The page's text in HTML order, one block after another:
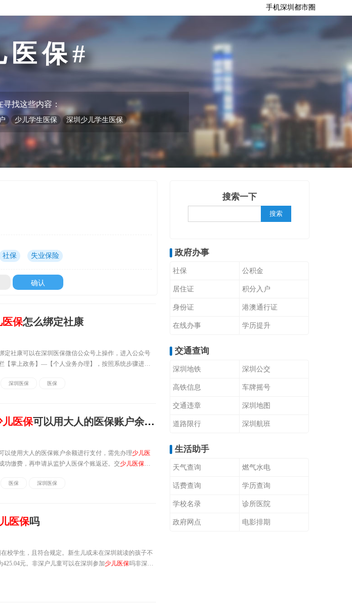
手机深圳都市圈
医保
寻找这些内容：
少儿学生医保 深圳少儿学生医保
社保 失业保险
确认
医保怎么绑定社康
定社康可以在深圳医保微信公众号上操作，进入公众号
【掌上政务】—【个人业务办理】，按照系统步骤进行
深圳医保”微信公众号，点此菜单栏【掌上政务】—【个人
深圳医保 医保
儿医保可以用大人的医保账户余额吗，附办理步骤
以使用大人的医保账户余额进行支付，需先办理少儿医
功缴费，再申请从监护人医保个账返还。交少儿医保可
可用于支付子女参加
医保 深圳医保
医保吗
在校学生，且符合规定。新生儿或未在深圳就读的孩子不
元。非深户儿童可以在深圳参加少儿医保吗非深户
搜索一下
搜索
政府办事
社保 公积金
居住证 积分入户
身份证 港澳通行证
在线办事 学历提升
交通查询
深圳地铁 深圳公交
高铁信息 车牌摇号
交通违章 深圳地图
道路限行 深圳航班
生活助手
天气查询 燃气水电
话费查询 学历查询
学校名录 诊所医院
政府网点 电影排期